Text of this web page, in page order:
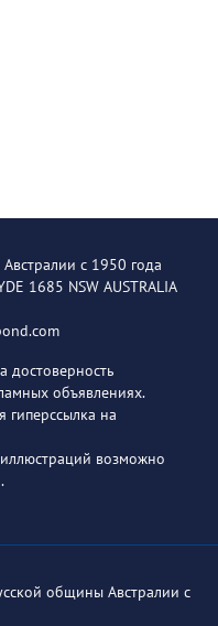
с 1950 года
1685 NSW AUSTRALIA
достоверность
объявлениях.
на
возможно
общины Австралии с